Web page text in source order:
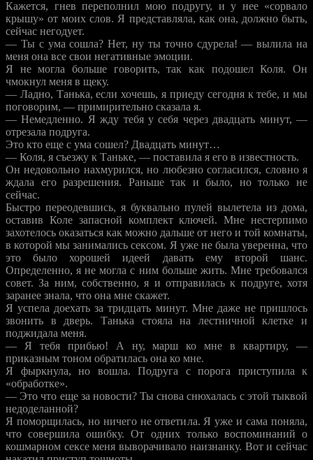
Кажется, гнев переполнил мою подругу, и у нее «сорвало
крышу» от моих слов. Я представляла, как она, должно быть,
сейчас негодует.
— Ты с ума сошла? Нет, ну ты точно сдурела! — вылила на
меня она все свои негативные эмоции.
Я не могла больше говорить, так как подошел Коля. Он
чмокнул меня в щеку.
— Ладно, Танька, если хочешь, я приеду сегодня к тебе, и мы
поговорим, — примирительно сказала я.
— Немедленно. Я жду тебя у себя через двадцать минут, —
отрезала подруга.
Это кто еще с ума сошел? Двадцать минут…
— Коля, я съезжу к Таньке, — поставила я его в известность.
Он недовольно нахмурился, но любезно согласился, словно я
ждала его разрешения. Раньше так и было, но только не
сейчас.
Быстро переодевшись, я буквально пулей вылетела из дома,
оставив Коле запасной комплект ключей. Мне нестерпимо
захотелось оказаться как можно дальше от него и той комнаты,
в которой мы занимались сексом. Я уже не была уверенна, что
это было хорошей идеей давать ему второй шанс.
Определенно, я не могла с ним больше жить. Мне требовался
совет. За ним, собственно, я и отправилась к подруге, хотя
заранее знала, что она мне скажет.
Я успела доехать за тридцать минут. Мне даже не пришлось
звонить в дверь. Танька стояла на лестничной клетке и
поджидала меня.
— Я тебя прибью! А ну, марш ко мне в квартиру, —
приказным тоном обратилась она ко мне.
Я фыркнула, но вошла. Подруга с порога приступила к
«обработке».
— Это что еще за новости? Ты снова снюхалась с этой тыквой
недоделанной?
Я поморщилась, но ничего не ответила. Я уже и сама поняла,
что совершила ошибку. От одних только воспоминаний о
кошмарном сексе меня выворачивало наизнанку. Вот и сейчас